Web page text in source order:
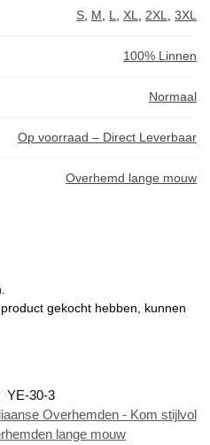
S, M, L, XL, 2XL, 3XL
100% Linnen
Normaal
Op voorraad – Direct Leverbaar
Overhemd lange mouw
gekocht hebben, kunnen
YE-30-3
Overhemden - Kom stijlvol
lange mouw